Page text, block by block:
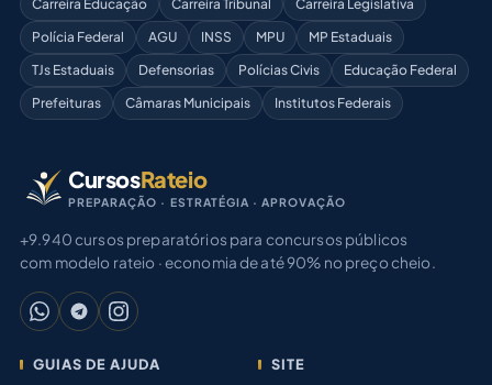
Carreira Educação
Carreira Tribunal
Carreira Legislativa
Polícia Federal
AGU INSS MPU
MP Estaduais
TJs Estaduais
Defensorias Polícias Civis
Educação Federal
Prefeituras
Câmaras Municipais Institutos Federais
CursosRateio
PREPARAÇÃO · ESTRATÉGIA · APROVAÇÃO
+9.940 cursos preparatórios para concursos públicos
com modelo rateio · economia de até 90% no preço cheio.
GUIAS DE AJUDA SITE